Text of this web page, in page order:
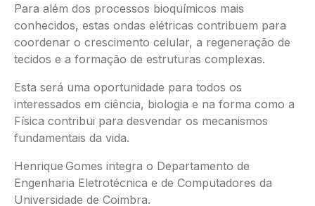
Para além dos processos bioquímicos mais
conhecidos, estas ondas elétricas contribuem para
coordenar o crescimento celular, a regeneração de
tecidos e a formação de estruturas complexas.
Esta será uma oportunidade para todos os
interessados em ciência, biologia e na forma como a
Física contribui para desvendar os mecanismos
fundamentais da vida.
Henrique Gomes integra o Departamento de
Engenharia Eletrotécnica e de Computadores da
Universidade de Coimbra.